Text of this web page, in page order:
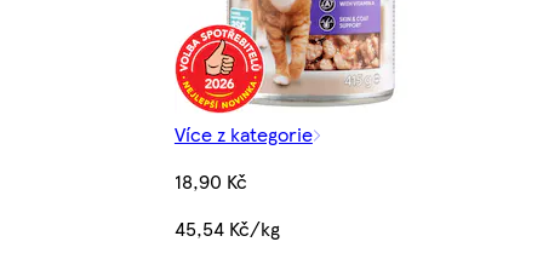
Více z kategorie
18,90 Kč
45,54 Kč/kg